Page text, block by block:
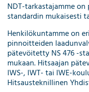
NDT-tarkastajamme on
standardin mukaisesti
Henkilökuntamme on
pinnoitteiden
pätevöitetty NS 476 -
mukaan. Hitsaajan
IWS-, IWT- tai IWE-
Hitsausteknillinen